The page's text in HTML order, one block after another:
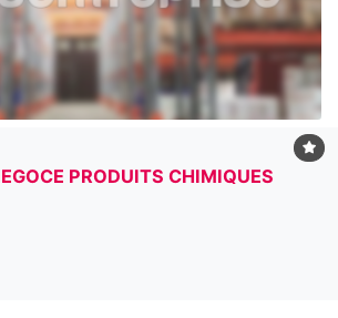
PRODUITS CHIMIQUES